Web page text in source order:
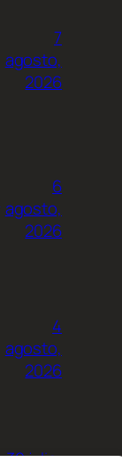
7
agosto,
2026
6
agosto,
2026
4
agosto,
2026